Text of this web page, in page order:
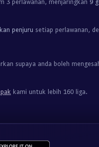
penjuru setiap perlawanan,
supaya anda boleh
kami untuk lebih 160 liga.